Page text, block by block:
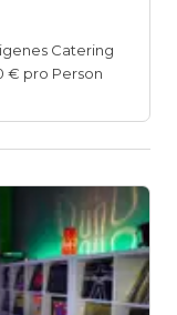
Catering
€ pro Person